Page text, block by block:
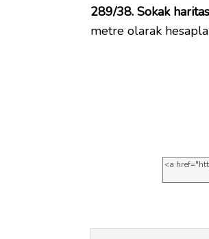
289/38. Sokak
metre olarak